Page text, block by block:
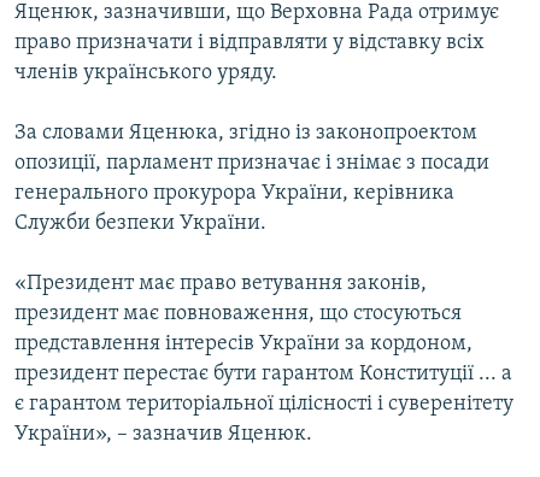
Яценюк, зазначивши, що Верховна Рада отримує
право призначати і відправляти у відставку всіх
членів українського уряду.
За словами Яценюка, згідно із законопроектом
опозиції, парламент призначає і знімає з посади
генерального прокурора України, керівника
Служби безпеки України.
«Президент має право ветування законів,
президент має повноваження, що стосуються
представлення інтересів України за кордоном,
президент перестає бути гарантом Конституції ... а
є гарантом територіальної цілісності і суверенітету
України», – зазначив Яценюк.